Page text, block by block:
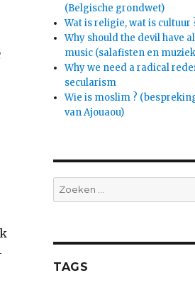
(Belgische grondwet)
Wat is religie, wat is cultuur
Why should the devil have
music (salafisten en
Why we need a radical
secularism
Wie is moslim ?
van Ajouaou)
Zoeken
naar:
TAGS